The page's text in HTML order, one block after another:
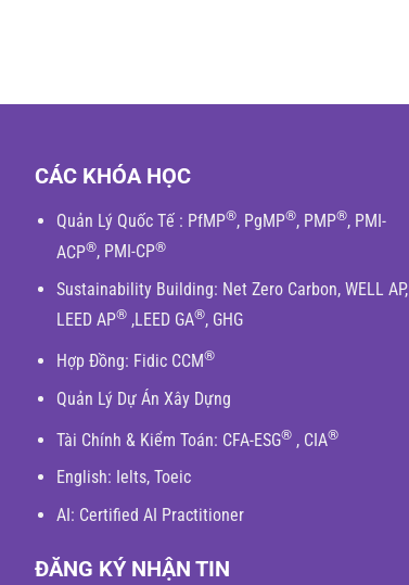
CÁC KHÓA HỌC
Quản Lý Quốc Tế : PfMP®, PgMP®, PMP®, PMI-
ACP®, PMI-CP®
Sustainability Building: Net Zero Carbon,WELL AP,
LEED AP® ,LEED GA®, GHG
Hợp Đồng: Fidic CCM®
Quản Lý Dự Án Xây Dựng
Tài Chính & Kiểm Toán: CFA-ESG® , CIA®
English: Ielts, Toeic
AI: Certified AI Practitioner
ĐĂNG KÝ NHẬN TIN